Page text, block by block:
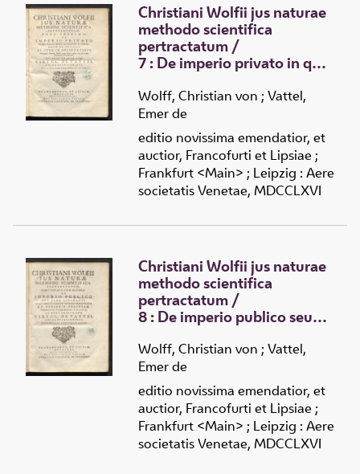
Christiani Wolfii jus naturae
methodo scientifica
pertractatum/
7 :De imperio privato in qua
in genere, quam de officiis
ac jure in societatibus
Conjugali, Paterna, Herili
atque Domo agitur, seu Jus
omne Personarum
demonstratur
Wolff, Christian von ; Vattel,
Emer de
editio novissima emendatior, et
auctior, Francofurti et Lipsiae ;
Frankfurt <Main> ; Leipzig : Aere
societatis Venetae, MDCCLXVI
Christiani Wolfii jus naturae
methodo scientifica
pertractatum/
8 :De imperio publico seu
publicum universale
demonstratur et verioris
politicae inconcussa
fundamenta ponuntur
Wolff, Christian von ; Vattel,
Emer de
editio novissima emendatior, et
auctior, Francofurti et Lipsiae ;
Frankfurt <Main> ; Leipzig : Aere
societatis Venetae, MDCCLXVI